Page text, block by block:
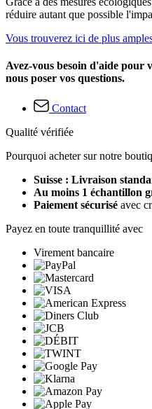
réduire autant que possible
Vous trouverez ici de plus
Avez-vous besoin d'aide pour
nous poser vos questions.
Contact
Qualité vérifiée
Pourquoi acheter sur notre
Suisse : Livraison
Au moins 1 échantillon
Paiement sécurisé avec
Payez en toute tranquillité avec
Virement bancaire